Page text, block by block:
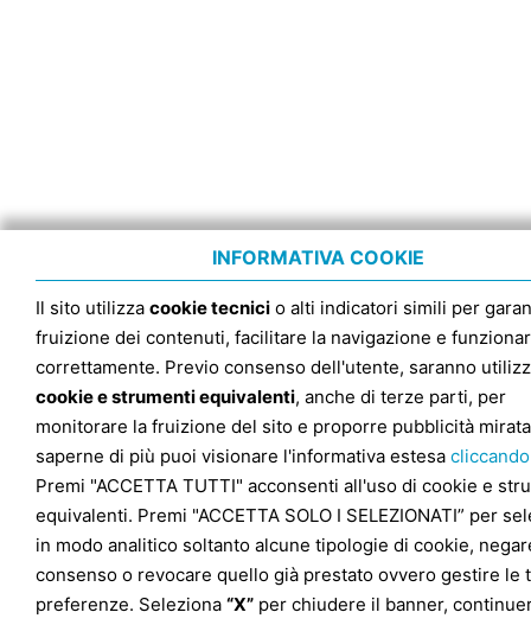
INFORMATIVA COOKIE
Il sito utilizza cookie tecnici o alti indicatori simili per
fruizione dei contenuti, facilitare la navigazione e
correttamente. Previo consenso dell'utente, saranno
cookie e strumenti equivalenti, anche di terze parti, per
monitorare la fruizione del sito e proporre pubblicità
saperne di più puoi visionare l'informativa estesa
Premi "ACCETTA TUTTI" acconsenti all'uso di cookie e
equivalenti. Premi "ACCETTA SOLO I SELEZIONATI” per
in modo analitico soltanto alcune tipologie di cookie,
consenso o revocare quello già prestato ovvero gestire le
preferenze. Seleziona “X” per chiudere il banner,